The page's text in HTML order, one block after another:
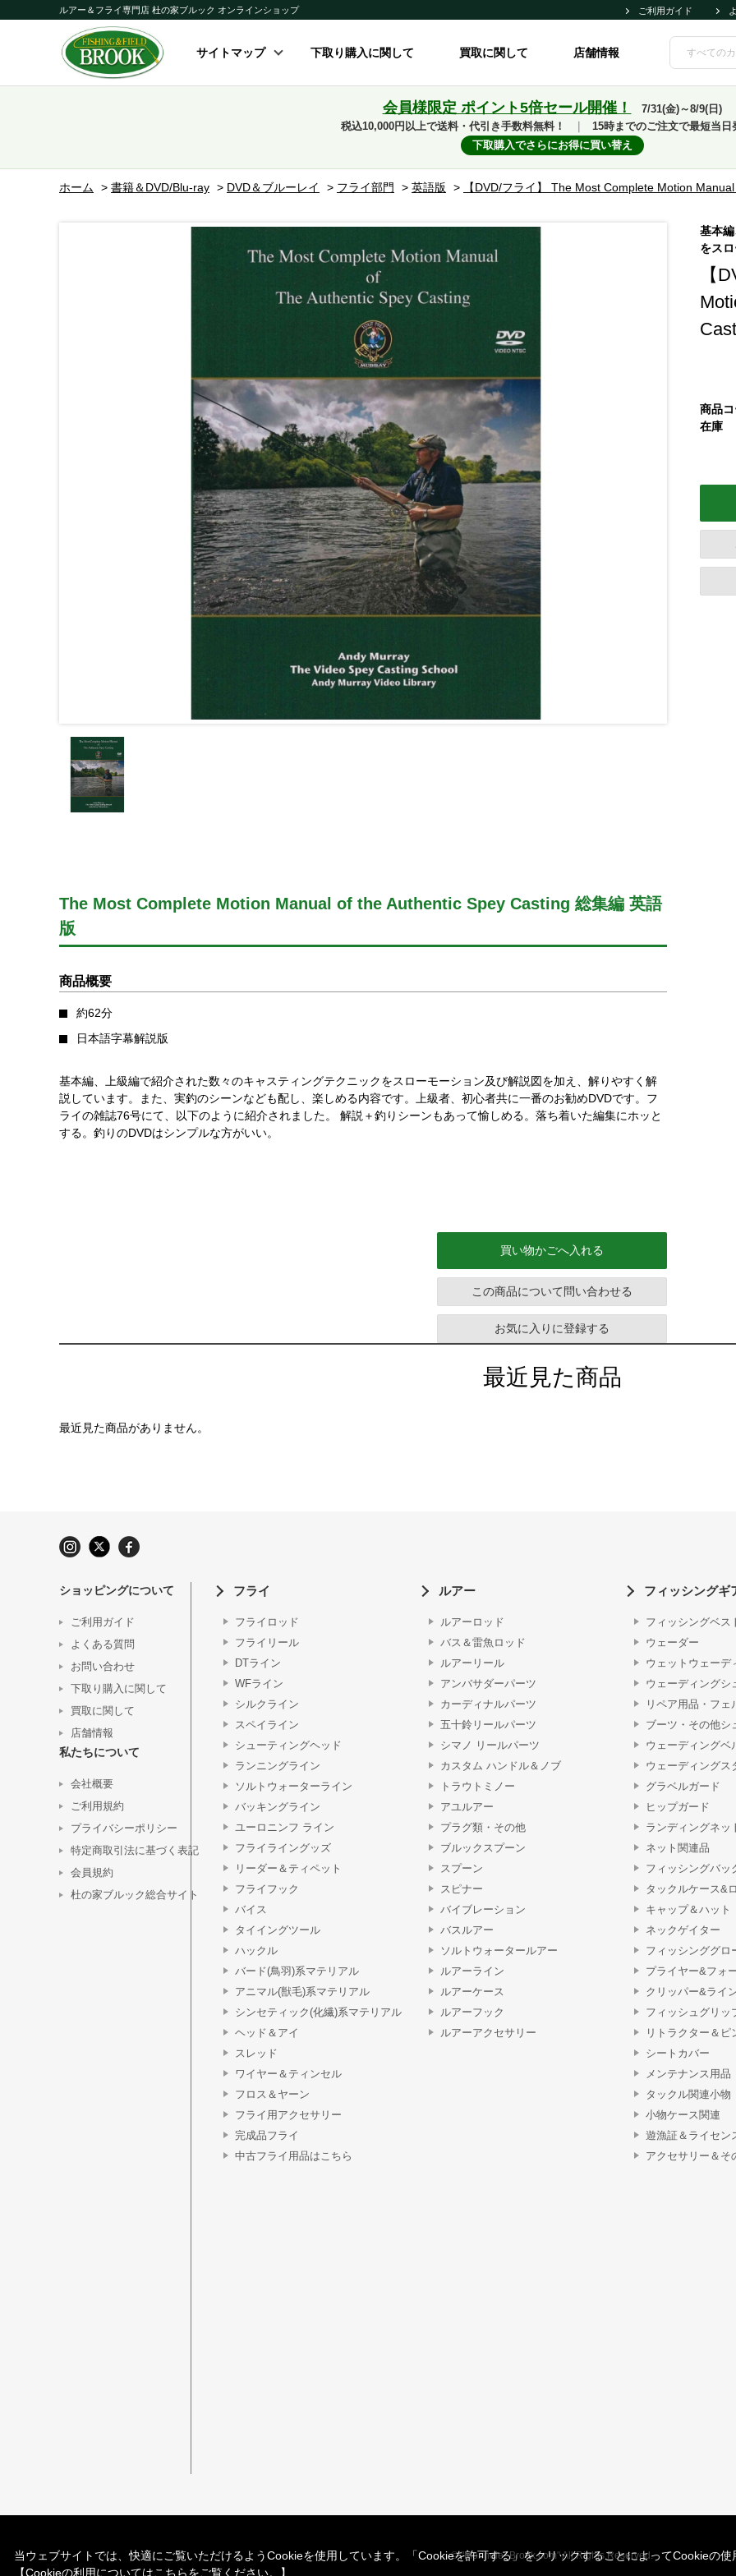
ルアー＆フライ専門店 杜の家ブルック オンラインショップ ご利用ガイド
サイトマップ 下取り購入に関して 買取に関して 店舗情報
会員様限定 ポイント5倍セール開催！
7/31(金)～8/9(日)
税込10,000円以上で送料・代引き手数料無料！
15時までのご注文で最短当日
下取購入でさらにお得に買い替え
ホーム > 書籍＆DVD/Blu-ray > DVD＆ブルーレイ > フライ部門 > 英語版 > 【DVD/フライ】 The Most Complete Motion
The Most Complete Motion Manual of the Authentic Spey Casting 総集編 英語
版
商品概要
約62分
日本語字幕解説版
基本編、上級編で紹介された数々のキャスティングテクニックをスローモーション及び解説図を加え、解りやすく解
説しています。また、実釣のシーンなども配し、楽しめる内容です。上級者、初心者共に一番のお勧めDVDです。フ
ライの雑誌76号にて、以下のように紹介されました。 解説＋釣りシーンもあって愉しめる。落ち着いた編集にホッと
する。釣りのDVDはシンプルな方がいい。
基本
をス
【
商品
在庫
買い物かごへ入れる
この商品について問い合わせる
お気に入りに登録する
最近見た商品
最近見た商品がありません。
ショッピングについて
ご利用ガイド
よくある質問
お問い合わせ
下取り購入に関して
買取に関して
店舗情報
私たちについて
会社概要
ご利用規約
プライバシーポリシー
特定商取引法に基づく表記
会員規約
杜の家ブルック総合サイト
フライ
フライロッド
フライリール
DTライン
WFライン
シルクライン
スペイライン
シューティングヘッド
ランニングライン
ソルトウォーターライン
バッキングライン
ユーロニンフ ライン
フライライングッズ
リーダー＆ティペット
フライフック
バイス
タイイングツール
ハックル
バード(鳥羽)系マテリアル
アニマル(獣毛)系マテリアル
シンセティック(化繊)系マテリアル
ヘッド＆アイ
スレッド
ワイヤー＆ティンセル
フロス＆ヤーン
フライ用アクセサリー
完成品フライ
中古フライ用品はこちら
ルアー
ルアーロッド
バス＆雷魚ロッド
ルアーリール
アンバサダーパーツ
カーディナルパーツ
五十鈴リールパーツ
シマノ リールパーツ
カスタム ハンドル＆ノブ
トラウトミノー
アユルアー
プラグ類・その他
ブルックスプーン
スプーン
スピナー
バイブレーション
バスルアー
ソルトウォータールアー
ルアーライン
ルアーケース
ルアーフック
ルアーアクセサリー
フィッシングギ
フィッシングベス
ウェーダー
ウェットウェーデ
ウェーディングシ
リペア用品・フェ
ブーツ・その他シ
ウェーディングベ
ウェーディングス
グラベルガード
ヒップガード
ランディングネッ
ネット関連品
フィッシングバッ
タックルケース&
キャップ＆ハット
ネックゲイター
フィッシンググロ
プライヤー&フォ
クリッパー&ライ
フィッシュグリッ
リトラクター＆ピ
シートカバー
メンテナンス用品
タックル関連小物
小物ケース関連
遊漁証＆ライセン
アクセサリー＆そ
© "Morinoie_Brook.com" All Rights Reserved.
当ウェブサイトでは、快適にご覧いただけるようCookieを使用しています。「Cookieを許可する」をクリックすることによってCookieの使
【Cookieの利用についてはこちらをご覧ください。】